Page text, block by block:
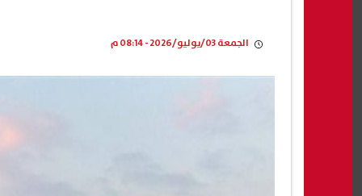
الجمعة 03/يوليو/2026 - 08:14 م